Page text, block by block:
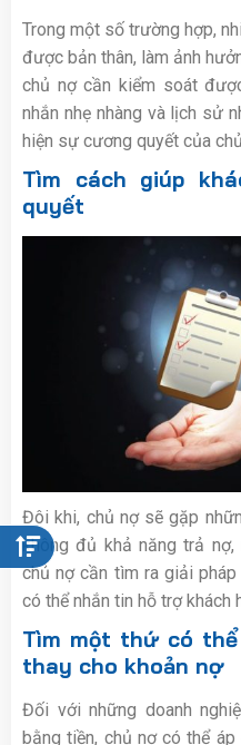
Trong một số trường hợp,
được bản thân, làm ảnh
chủ nợ cần kiểm soát
nhắn nhẹ nhàng và lịch sử
hiện sự cương quyết của
Tìm cách giúp
quyết
Đôi khi, chủ nợ sẽ gặp
không đủ khả năng trả
chủ nợ cần tìm ra giải
có thể nhắn tin hỗ trợ khách
Tìm một thứ có
thay cho khoản nợ
Đối với những doanh
bằng tiền, chủ nợ có thể áp